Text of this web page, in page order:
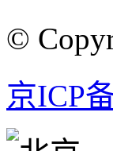
©
京ICP